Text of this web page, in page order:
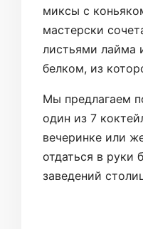
миксы с
мастерски
листьями лайма
белком, из
Мы предлагаем
один из 7
вечеринке или
отдаться в руки
заведений